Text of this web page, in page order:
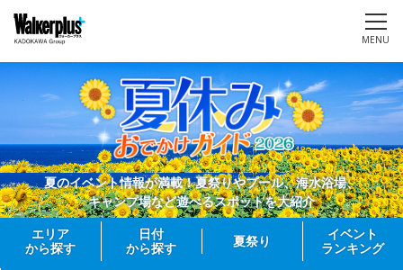
MENU
夏のイベント情報が満載！夏祭りやプール、海水浴場、
キャンプ場など遊べるスポットを大紹介
エリア
から探す
日付
から探す
夏祭り
イベント
ランキング